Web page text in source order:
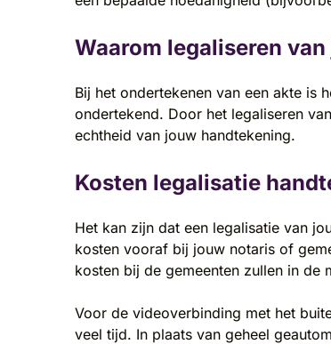
Waarom legaliseren
Bij het ondertekenen van een akte is
ondertekend. Door het legaliseren
echtheid van jouw handtekening.
Kosten legalisatie
Het kan zijn dat een legalisatie van
kosten vooraf bij jouw notaris of
kosten bij de gemeenten zullen in de
Voor de videoverbinding met het
veel tijd. In plaats van geheel